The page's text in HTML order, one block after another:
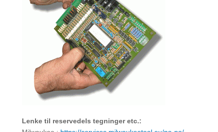
Lenke til reservedels tegninger etc.: